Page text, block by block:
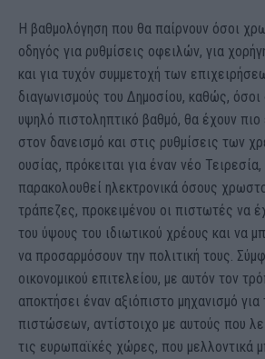
Η βαθμολόγηση που θα παίρνουν όσοι
οδηγός για ρυθμίσεις οφειλών, για
και για τυχόν συμμετοχή των
διαγωνισμούς του Δημοσίου, καθώς,
υψηλό πιστοληπτικό βαθμό, θα έχουν
στον δανεισμό και στις ρυθμίσεις των
ουσίας, πρόκειται για έναν νέο
παρακολουθεί ηλεκτρονικά όσους
τράπεζες, προκειμένου οι πιστωτές να
του ύψους του ιδιωτικού χρέους και να
να προσαρμόσουν την πολιτική τους.
οικονομικού επιτελείου, με αυτόν τον
αποκτήσει έναν αξιόπιστο μηχανισμό
πιστώσεων, αντίστοιχο με αυτούς που
τις ευρωπαϊκές χώρες, που μελλοντικά